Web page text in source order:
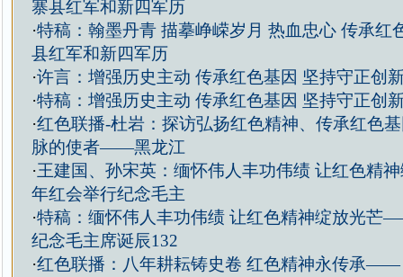
寨县红军和新四军历
·特稿：翰墨丹青 描摹峥嵘岁月 热血忠心 传承
县红军和新四军历
·许言：增强历史主动 传承红色基因 坚持守正创
·特稿：增强历史主动 传承红色基因 坚持守正创
·红色联播-杜岩：探访弘扬红色精神、传承红色
脉的使者——黑龙江
·王建国、孙宋英：缅怀伟人丰功伟绩 让红色精
年红会举行纪念毛主
·特稿：缅怀伟人丰功伟绩 让红色精神绽放光芒
纪念毛主席诞辰132
·红色联播：八年耕耘铸史卷 红色精神永传承——